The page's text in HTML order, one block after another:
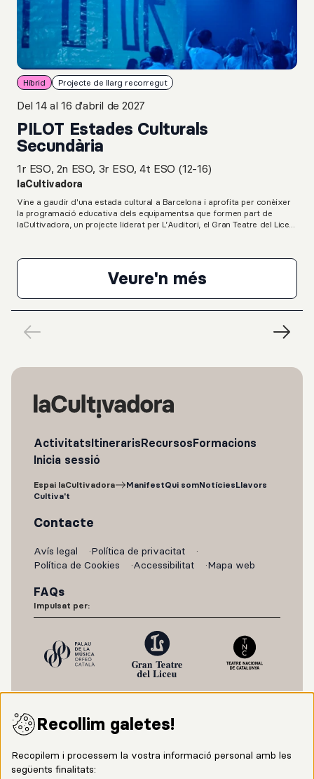
Híbrid Projecte de llarg recorregut
Del 14 al 16 d'abril de 2027
PILOT Estades Culturals
Secundària
1r ESO, 2n ESO, 3r ESO, 4t ESO (12-16)
laCultivadora
Vine a gaudir d'una estada cultural a Barcelona i aprofita per conèixer
la programació educativa dels equipamentsa que formen part de
laCultivadora, un projecte liderat per L’Auditori, el Gran Teatre del Liceu,
concerts, fer visites guiades i participar en tallers durant tres dies. Les
estades inclouen les entrades a les activitats, l'allotjament i les dietes
dels tres dies.Calendari d'activitats14 d'abril: 16 h - Visita al Mercat de
les Flors (opcional)18 h - Xerrada prèvia a l'espectacle Enric IV al Teatre
a 12 h - Taller de música i arts escèniques al Gran Teatre del Liceu
(opcional) de 13 a 14 h - Visita guiada al Palau de la Música
(opcional) 19 h - Espectacle Estaria bé morir en l'ordre en què vam
allotjament i àpats a càrrec d'Alberg Xnescat (gestionat per
orientatiu: 145€.** El preu inclou allotjament, transport, àpats i la
participació a les 6 activitats. Opcionalment, es poden descartar
algunes de les activitats proposades amb la modificació de preu
Veure'n mésPILOT Estades
ActivitatsItinerarisRecursosFormacions
Inicia sessió
Espai laCultivadora ManifestQui somNotíciesLlavors
Cultiva't
Contacte
Avís legal
Política de privacitat
Política de Cookies
Accessibilitat Mapa web
FAQs
Impulsat per:
Recollim galetes!
Recopilem i processem la vostra informació personal amb les
següents finalitats: